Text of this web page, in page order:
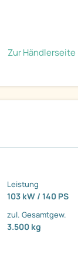
Zur Händlerseite
Leistung
103 kW / 140 PS
zul. Gesamtgew.
3.500 kg